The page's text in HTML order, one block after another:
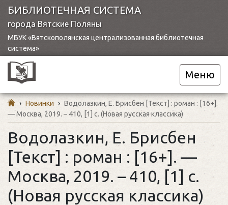
БИБЛИОТЕЧНАЯ СИСТЕМА
города Вятские Поляны
МБУК «Вятскополянская централизованная библиотечная
система»
Меню
› Новинки › Водолазкин, Е. Брисбен [Текст] : роман : [16+].
— Москва, 2019. – 410, [1] с. (Новая русская классика)
Водолазкин, Е. Брисбен
[Текст] : роман : [16+]. —
Москва, 2019. – 410, [1] с.
(Новая русская классика)